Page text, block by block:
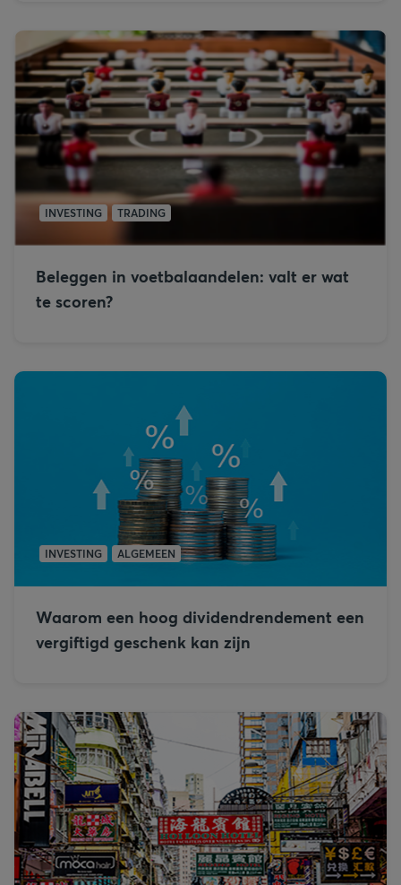
INVESTING TRADING
Beleggen in voetbalaandelen: valt er wat
te scoren?
INVESTING ALGEMEEN
Waarom een hoog dividendrendement een
vergiftigd geschenk kan zijn